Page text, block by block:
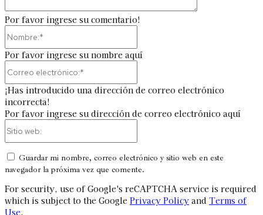
Por favor ingrese su comentario!
Por favor ingrese su nombre aquí
¡Has introducido una dirección de correo electrónico
incorrecta!
Por favor ingrese su dirección de correo electrónico aquí
Guardar mi nombre, correo electrónico y sitio web en este
navegador la próxima vez que comente.
For security, use of Google's reCAPTCHA service is required
which is subject to the Google Privacy Policy and Terms of
Use.